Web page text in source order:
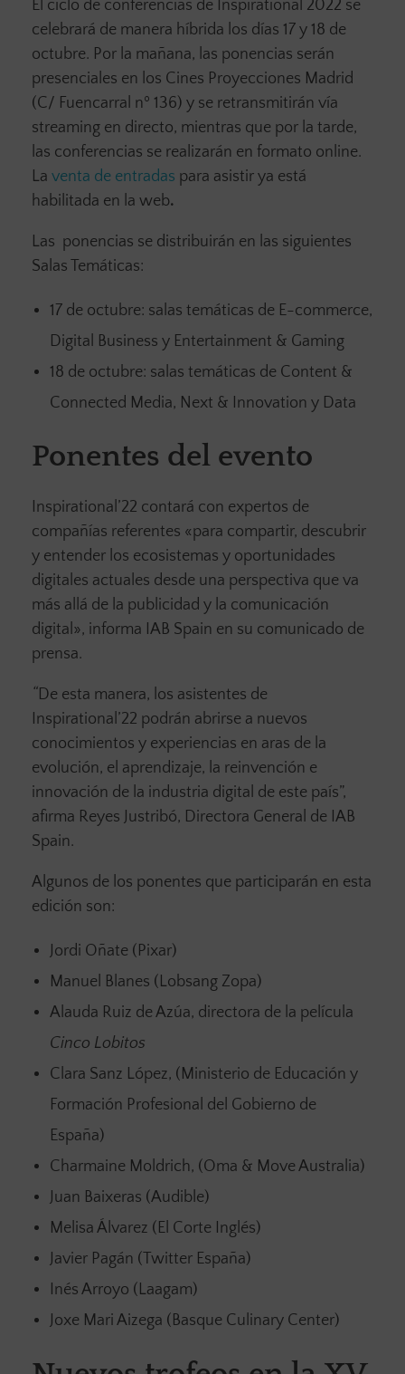
El ciclo de conferencias de Inspirational 2022 se
celebrará de manera híbrida los días 17 y 18 de
octubre. Por la mañana, las ponencias serán
presenciales en los Cines Proyecciones Madrid
(C/ Fuencarral nº 136) y se retransmitirán vía
streaming en directo, mientras que por la tarde,
las conferencias se realizarán en formato online.
La venta de entradas para asistir ya está
habilitada en la web.
Las ponencias se distribuirán en las siguientes
Salas Temáticas:
17 de octubre: salas temáticas de E-commerce,
Digital Business y Entertainment & Gaming
18 de octubre: salas temáticas de Content &
Connected Media, Next & Innovation y Data
Ponentes del evento
Inspirational’22 contará con expertos de
compañías referentes «para compartir, descubrir
y entender los ecosistemas y oportunidades
digitales actuales desde una perspectiva que va
más allá de la publicidad y la comunicación
digital», informa IAB Spain en su comunicado de
prensa.
“De esta manera, los asistentes de
Inspirational’22 podrán abrirse a nuevos
conocimientos y experiencias en aras de la
evolución, el aprendizaje, la reinvención e
innovación de la industria digital de este país”,
afirma Reyes Justribó, Directora General de IAB
Spain.
Algunos de los ponentes que participarán en esta
edición son:
Jordi Oñate (Pixar)
Manuel Blanes (Lobsang Zopa)
Alauda Ruiz de Azúa, directora de la película
Cinco Lobitos
Clara Sanz López, (Ministerio de Educación y
Formación Profesional del Gobierno de
España)
Charmaine Moldrich, (Oma & Move Australia)
Juan Baixeras (Audible)
Melisa Álvarez (El Corte Inglés)
Javier Pagán (Twitter España)
Inés Arroyo (Laagam)
Joxe Mari Aizega (Basque Culinary Center)